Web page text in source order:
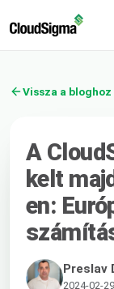
Vissza a bloghoz
A
kelt
en:
Preslav
2024-02-